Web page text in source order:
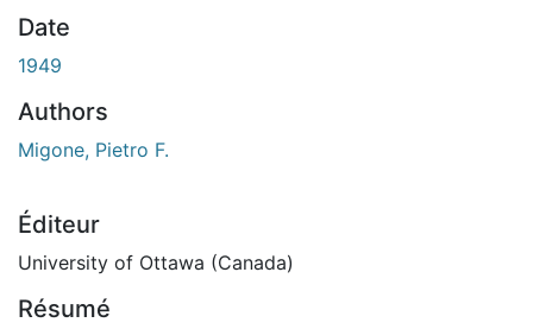
Date
1949
Authors
Migone, Pietro F.
Éditeur
University of Ottawa (Canada)
Résumé